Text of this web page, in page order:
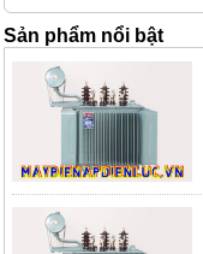
Sản phẩm nổi bật